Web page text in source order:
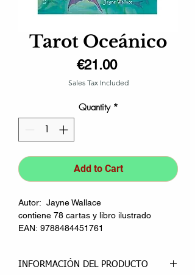
Tarot Oceánico
€21.00Price
Sales Tax Included
Quantity *
Add to Cart
Autor: Jayne Wallace
contiene 78 cartas y libro ilustrado
EAN: 9788484451761
INFORMACIÓN DEL PRODUCTO